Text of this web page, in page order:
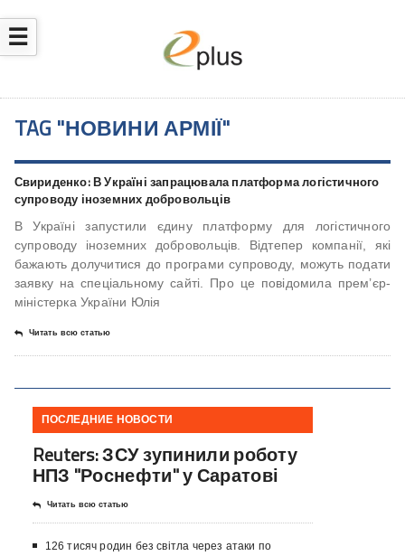
☰
TAG "НОВИНИ АРМІЇ"
Свириденко: В Україні запрацювала платформа логістичного
супроводу іноземних добровольців
В Україні запустили єдину платформу для логістичного
супроводу іноземних добровольців. Відтепер компанії, які
бажають долучитися до програми супроводу, можуть подати
заявку на спеціальному сайті. Про це повідомила прем’єр-
міністерка України Юлія
Читать всю статью
ПОСЛЕДНИЕ НОВОСТИ
Reuters: ЗСУ зупинили роботу
НПЗ "Роснефти" у Саратові
Читать всю статью
126 тисяч родин без світла через атаки по